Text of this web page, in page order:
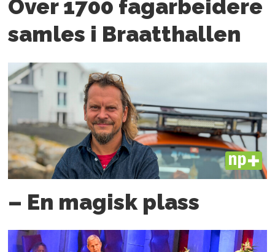
Over 1700 fagarbeidere
samles i Braatthallen
PLUS
– En magisk plass